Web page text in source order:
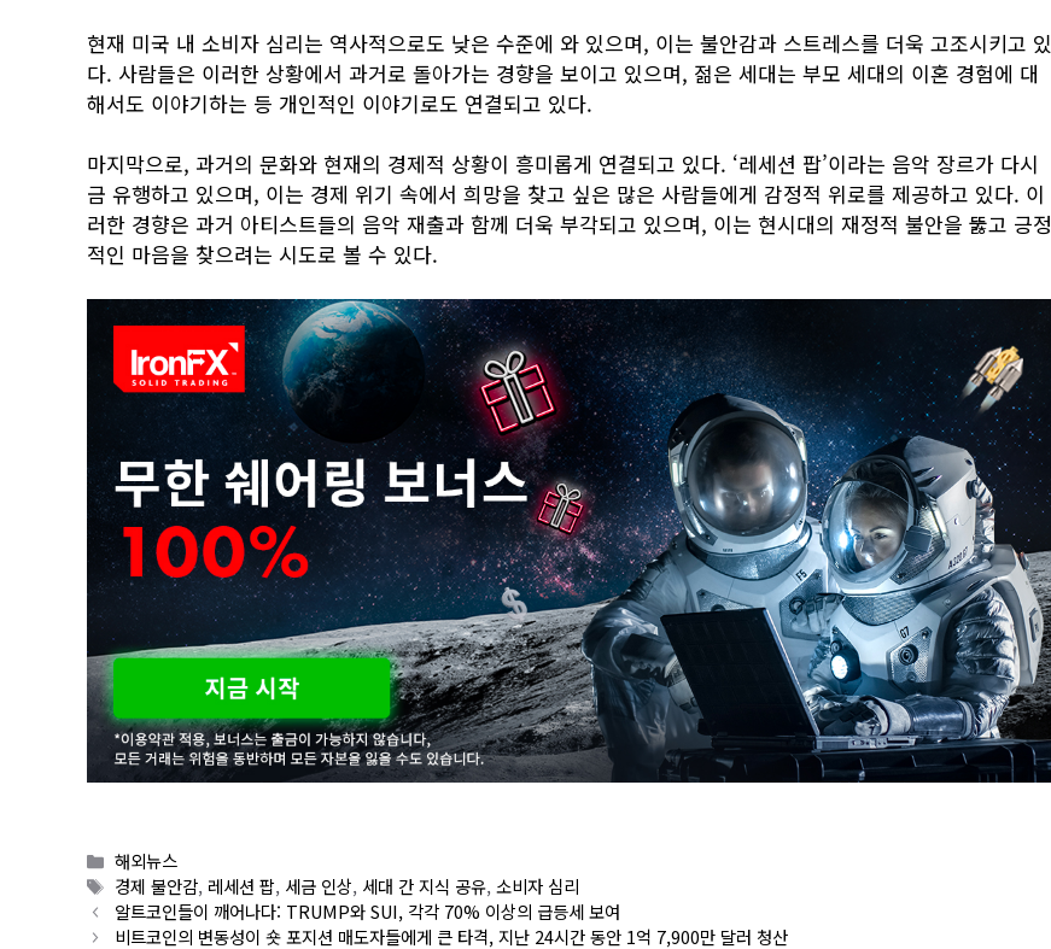
현재 미국 내 소비자 심리는 역사적으로도 낮은 수준에 와 있으며, 이는 불안감과 스트레스를 더욱 고조시키고 있
다. 사람들은 이러한 상황에서 과거로 돌아가는 경향을 보이고 있으며, 젊은 세대는 부모 세대의 이혼 경험에 대
해서도 이야기하는 등 개인적인 이야기로도 연결되고 있다.
마지막으로, 과거의 문화와 현재의 경제적 상황이 흥미롭게 연결되고 있다. ‘레세션 팝’이라는 음악 장르가 다시
금 유행하고 있으며, 이는 경제 위기 속에서 희망을 찾고 싶은 많은 사람들에게 감정적 위로를 제공하고 있다. 이
러한 경향은 과거 아티스트들의 음악 재출과 함께 더욱 부각되고 있으며, 이는 현시대의 재정적 불안을 뚫고 긍정
적인 마음을 찾으려는 시도로 볼 수 있다.
Categories
해외뉴스
Tags
경제 불안감, 레세션 팝, 세금 인상, 세대 간 지식 공유,소비자 심리
알트코인들이 깨어나다: TRUMP와 SUI, 각각 70% 이상의 급등세 보여
비트코인의 변동성이 숏 포지션 매도자들에게 큰 타격, 지난 24시간 동안 1억 7,900만 달러 청산